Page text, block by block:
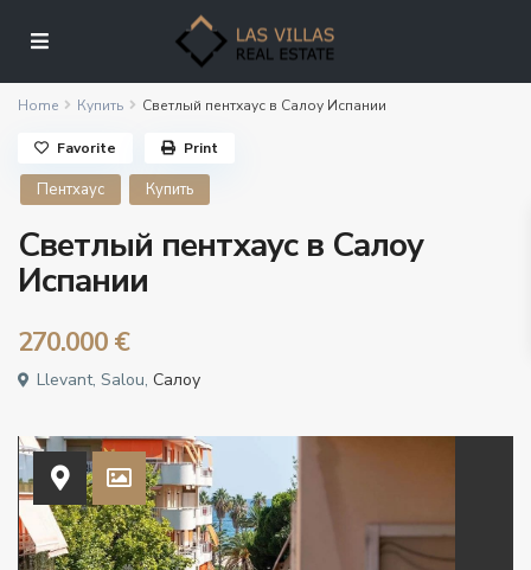
Home Купить Светлый пентхаус в Салоу Испании
Пентхаус Купить
Светлый пентхаус в Салоу
Испании
270.000 €
Llevant, Salou, Салоу
Favorite Print